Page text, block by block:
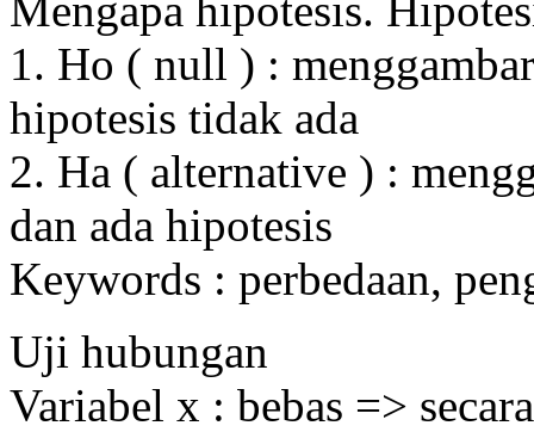
1. Ho ( null ) :
hipotesis tidak ada
2. Ha ( alternative ) :
dan ada hipotesis
Keywords : perbedaan,
Uji hubungan
Variabel x : bebas =>